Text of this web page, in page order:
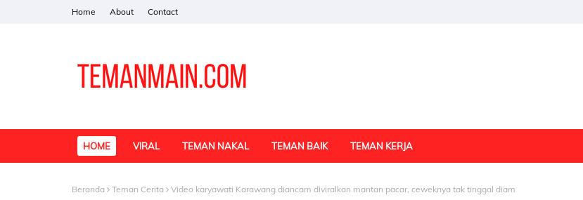
Home About Contact
HOME VIRAL TEMAN NAKAL TEMAN BAIK TEMAN KERJA
Beranda Teman Cerita Video karyawati Karawang diancam diviralkan mantan pacar, ceweknya tak tinggal diam